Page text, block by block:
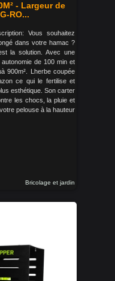
- Largeur de
RO...
Vous souhaitez
dans votre hamac ?
la solution. Avec une
de 100 min et
900m². Lherbe coupée
ce qui le fertilise et
esthétique. Son carter
les chocs, la pluie et
pelouse à la hauteur
Bricolage et jardin